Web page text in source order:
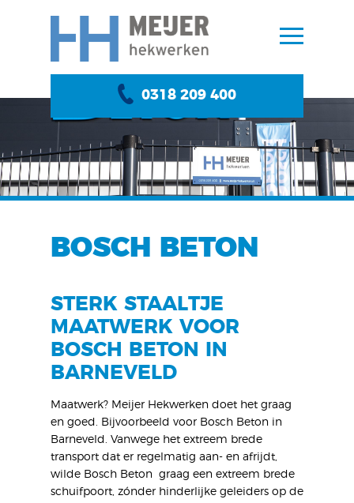
0318 209 400
BOSCH BETON
STERK STAALTJE
MAATWERK VOOR
BOSCH BETON IN
BARNEVELD
Maatwerk? Meijer Hekwerken doet het graag
en goed. Bijvoorbeeld voor Bosch Beton in
Barneveld. Vanwege het extreem brede
transport dat er regelmatig aan- en afrijdt,
wilde Bosch Beton graag een extreem brede
schuifpoort, zónder hinderlijke geleiders op de